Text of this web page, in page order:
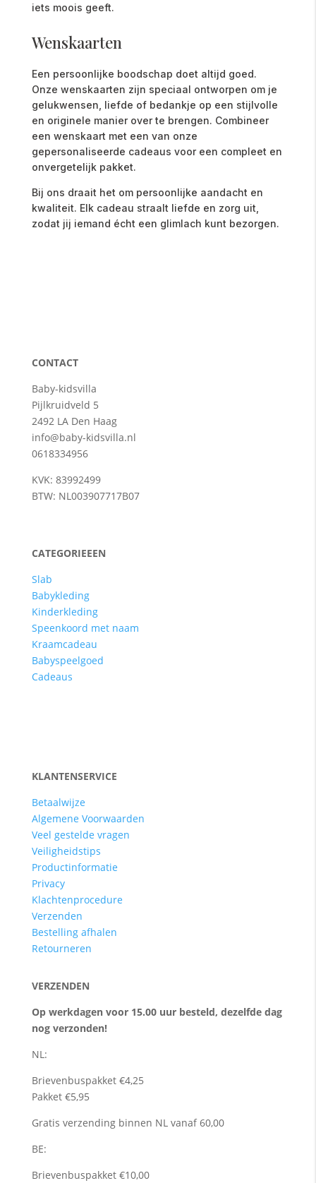
iets moois geeft.
Wenskaarten
Een persoonlijke boodschap doet altijd goed.
Onze wenskaarten zijn speciaal ontworpen om je
gelukwensen, liefde of bedankje op een stijlvolle
en originele manier overte brengen. Combineer
een wenskaart met een van onze
gepersonaliseerde cadeaus voor een compleet en
onvergetelijk pakket.
Bij ons draait het om persoonlijke aandacht en
kwaliteit. Elk cadeau straalt liefde en zorg uit,
zodat jij iemand écht een glimlach kunt bezorgen.
CONTACT
Baby-kidsvilla
Pijlkruidveld 5
2492 LA Den Haag
info@baby-kidsvilla.nl
0618334956
KVK: 83992499
BTW: NL003907717B07
CATEGORIEEEN
Slab
Babykleding
Kinderkleding
Speenkoord met naam
Kraamcadeau
Babyspeelgoed
Cadeaus
KLANTENSERVICE
Betaalwijze
Algemene Voorwaarden
Veel gestelde vragen
Veiligheidstips
Productinformatie
Privacy
Klachtenprocedure
Verzenden
Bestelling afhalen
Retourneren
VERZENDEN
Op werkdagen voor 15.00 uur besteld, dezelfde dag
nog verzonden!
NL:
Brievenbuspakket €4,25
Pakket €5,95
Gratis verzending binnen NL vanaf 60,00
BE:
Brievenbuspakket €10,00